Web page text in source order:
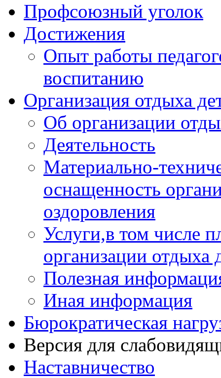
Профсоюзный уголок
Достижения
Опыт работы
воспитанию
Организация отдыха
Об организации
Деятельность
Материально-
оснащенность
оздоровления
Услуги,в том числе
организации отдыха
Полезная
Иная информация
Бюрократическая
Версия для
Наставничество